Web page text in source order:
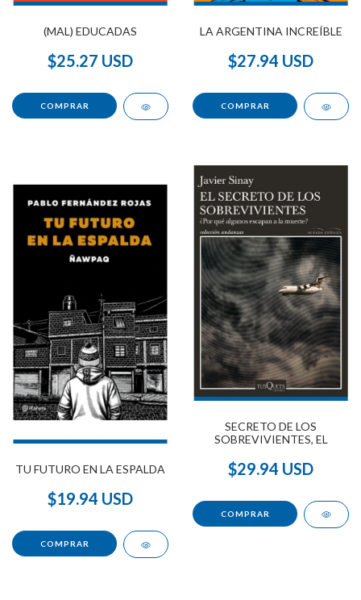
(MAL) EDUCADAS
$25.27 USD
LA ARGENTINA INCREÍBLE
$27.94 USD
TU FUTURO EN LA ESPALDA
$19.94 USD
SECRETO DE LOS
SOBREVIVIENTES, EL
$29.94 USD